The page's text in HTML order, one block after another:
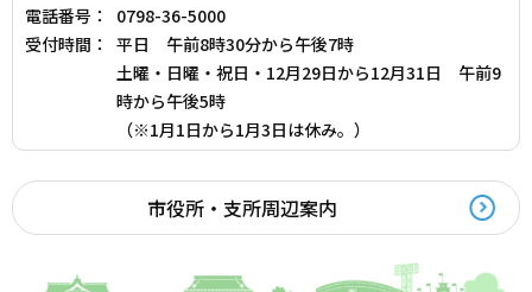
電話番号：
0798-36-5000
受付時間：
平日 午前8時30分から午後7時
土曜・日曜・祝日・12月29日から12月31日 午前9
時から午後5時
（※1月1日から1月3日は休み。）
市役所・支所周辺案内